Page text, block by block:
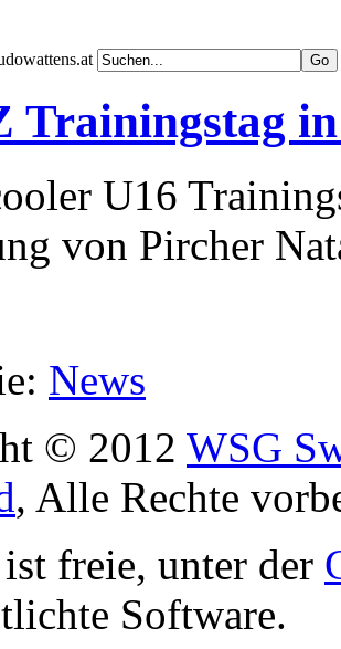
Trainingstag
U16
von Pircher
News
© 2012 WSG
, Alle Rechte
ist freie, unter der
Software.